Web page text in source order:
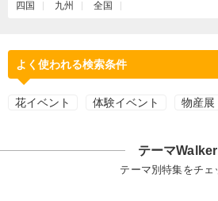
四国 九州 全国
よく使われる検索条件
花イベント 体験イベント 物産展
テーマWalker
テーマ別特集をチェ